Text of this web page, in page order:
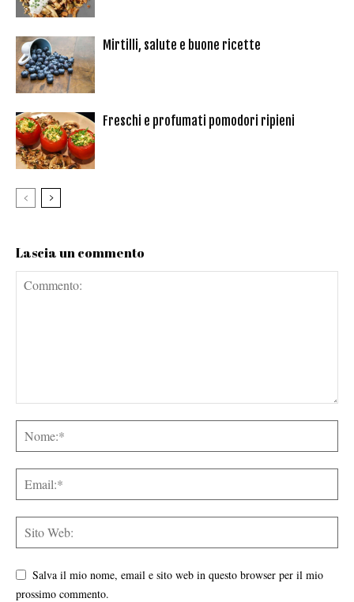
Mirtilli, salute e buone ricette
Freschi e profumati pomodori ripieni
Lascia un commento
Salva il mio nome, email e sito web in questo browser per il mio
prossimo commento.